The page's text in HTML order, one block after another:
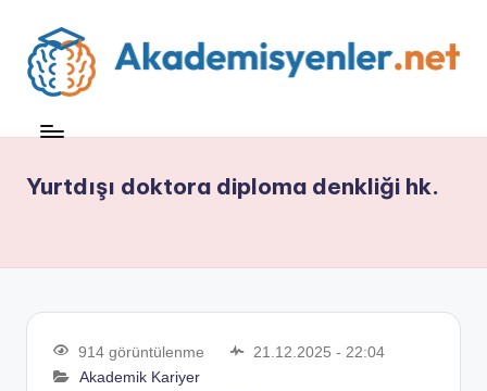
Yurtdışı doktora diploma denkliği hk.
914 görüntülenme
21.12.2025 - 22:04
Akademik Kariyer